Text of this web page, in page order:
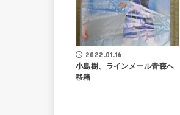
2022.01.16
小島樹、ラインメール青森へ
移籍